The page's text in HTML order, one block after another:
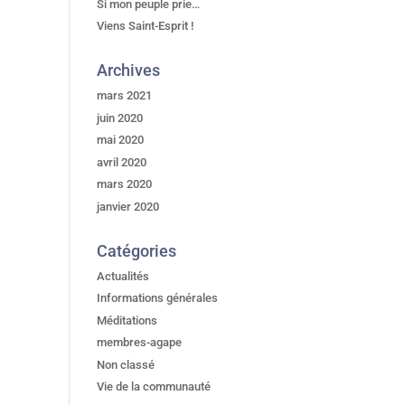
Si mon peuple prie…
Viens Saint-Esprit !
Archives
mars 2021
juin 2020
mai 2020
avril 2020
mars 2020
janvier 2020
Catégories
Actualités
Informations générales
Méditations
membres-agape
Non classé
Vie de la communauté